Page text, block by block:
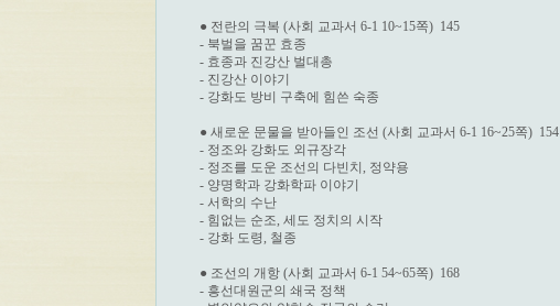
● 전란의 극복 (사회 교과서 6-1 10~15쪽)  145
- 북벌을 꿈꾼 효종
- 효종과 진강산 벌대총
- 진강산 이야기
- 강화도 방비 구축에 힘쓴 숙종
● 새로운 문물을 받아들인 조선 (사회 교과서 6-1 16~25쪽)  154
- 정조와 강화도 외규장각
- 정조를 도운 조선의 다빈치, 정약용
- 양명학과 강화학파 이야기
- 서학의 수난
- 힘없는 순조, 세도 정치의 시작
- 강화 도령, 철종
● 조선의 개항 (사회 교과서 6-1 54~65쪽)  168
- 흥선대원군의 쇄국 정책